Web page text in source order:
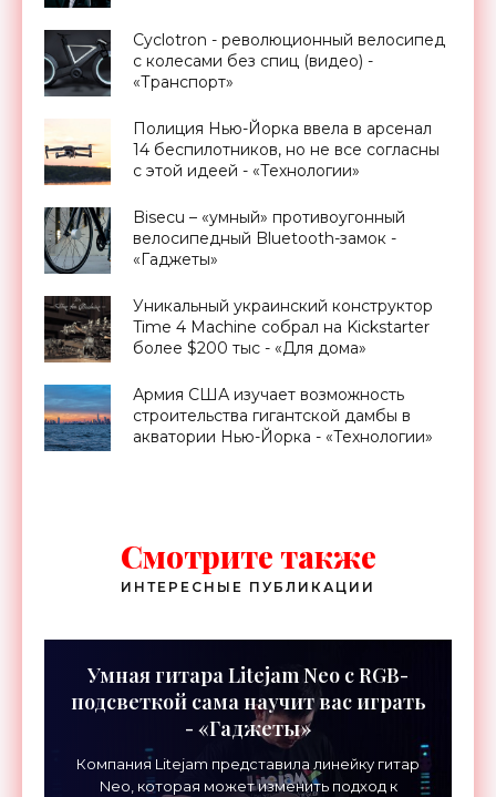
Cyclotron - революционный велосипед
с колесами без спиц (видео) -
«Транспорт»
Полиция Нью-Йорка ввела в арсенал
14 беспилотников, но не все согласны
с этой идеей - «Технологии»
Bisecu – «умный» противоугонный
велосипедный Bluetooth-замок -
«Гаджеты»
Уникальный украинский конструктор
Time 4 Machine собрал на Kickstarter
более $200 тыс - «Для дома»
Армия США изучает возможность
строительства гигантской дамбы в
акватории Нью-Йорка - «Технологии»
Смотрите также
ИНТЕРЕСНЫЕ ПУБЛИКАЦИИ
Умная гитара Litejam Neo с RGB-
подсветкой сама научит вас играть
- «Гаджеты»
Компания Litejam представила линейку гитар
Neo, которая может изменить подход к